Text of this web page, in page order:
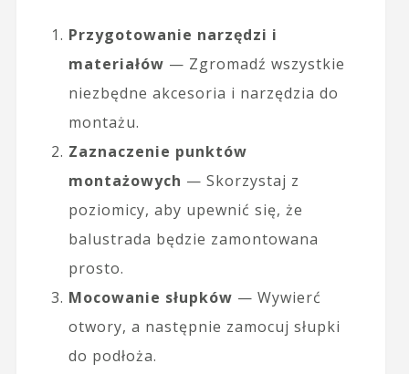
Przygotowanie narzędzi i
materiałów — Zgromadź wszystkie
niezbędne akcesoria i narzędzia do
montażu.
Zaznaczenie punktów
montażowych — Skorzystaj z
poziomicy, aby upewnić się, że
balustrada będzie zamontowana
prosto.
Mocowanie słupków — Wywierć
otwory, a następnie zamocuj słupki
do podłoża.